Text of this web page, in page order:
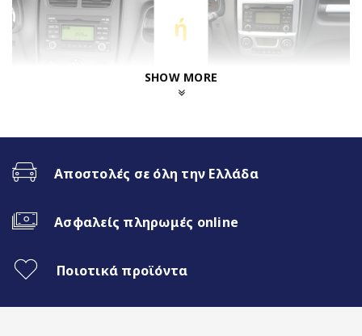
Clarion Highlights
1280*800 HD IPS Screen
8Core@1.6GHz | 2+32GB
Ενσωματωμένη 4G Sim Slot
Fast Boot 1-2sec
SHOW MORE
Αποστολές σε όλη την Ελλάδα
Ασφαλείς πληρωμές online
Ποιοτικά προϊόντα